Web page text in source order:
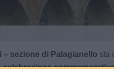
sezione di Palagianello sta
celebrazione